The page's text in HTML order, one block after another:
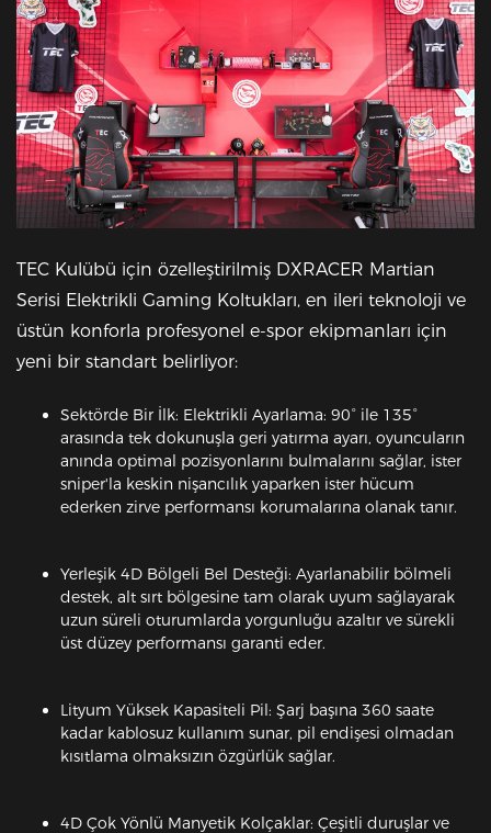
TEC Kulübü için özelleştirilmiş DXRACER Martian
Serisi Elektrikli Gaming Koltukları, en ileri teknoloji ve
üstün konforla profesyonel e-spor ekipmanları için
yeni bir standart belirliyor:
Sektörde Bir İlk: Elektrikli Ayarlama: 90° ile 135°
arasında tek dokunuşla geri yatırma ayarı, oyuncuların
anında optimal pozisyonlarını bulmalarını sağlar, ister
sniper'la keskin nişancılık yaparken ister hücum
ederken zirve performansı korumalarına olanak tanır.
Yerleşik 4D Bölgeli Bel Desteği: Ayarlanabilir bölmeli
destek, alt sırt bölgesine tam olarak uyum sağlayarak
uzun süreli oturumlarda yorgunluğu azaltır ve sürekli
üst düzey performansı garanti eder.
Lityum Yüksek Kapasiteli Pil: Şarj başına 360 saate
kadar kablosuz kullanım sunar, pil endişesi olmadan
kısıtlama olmaksızın özgürlük sağlar.
4D Çok Yönlü Manyetik Kolçaklar: Çeşitli duruşlar ve